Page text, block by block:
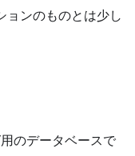
ョンのものとは少し
のデータベースで